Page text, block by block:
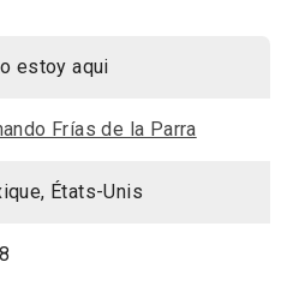
estoy aqui
Frías de la Parra
États-Unis